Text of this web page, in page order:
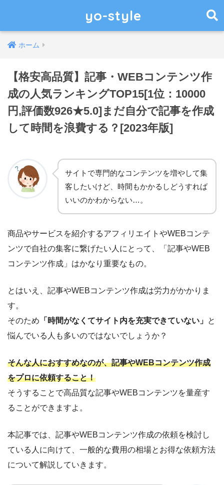
yo-style
ホーム
【格安高品質】記事・WEBコンテンツ作
成の人気ランキングTOP15[1位：10000
円,評価数926★5.0]まだ自分で記事を作成
して時間を浪費する？[2023年版]
サイトで専門的なコンテンツを増やして集
客したいけど、時間もかかるしどうすれば
いいのかわからない…。
商品やサービスを紹介するアフィリエイトやWEBコンテ
ンツで自社の集客に繋げたい人にとって、「記事やWEB
コンテンツ作成」はかなり重要なもの。
とはいえ、記事やWEBコンテンツ作成は労力がかかりま
す。
そのため 「時間がなくてサイト内を充実できていない」 と
悩んでいる人も多いのではないでしょうか？
そんな人におすすめなのが、記事やWEBコンテンツ作成
をプロに依頼すること！
そうすることで高品質な記事やWEBコンテンツを量産す
ることができますよ。
本記事では、記事やWEBコンテンツ作成の依頼を検討し
ている人に向けて、一般的な費用の相場とお得な依頼方法
について解説していきます。